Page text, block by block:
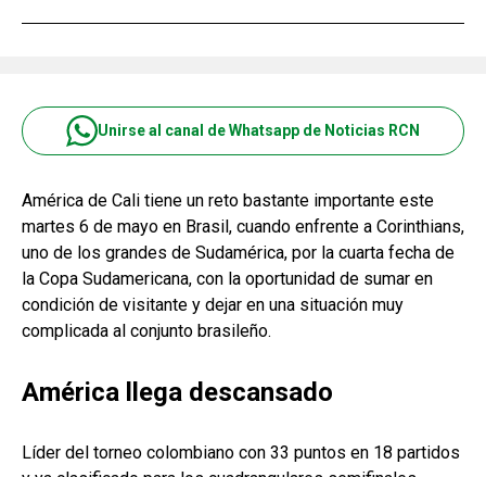
Unirse al canal de Whatsapp de Noticias RCN
América de Cali tiene un reto bastante importante este
martes 6 de mayo en Brasil, cuando enfrente a Corinthians,
uno de los grandes de Sudamérica, por la cuarta fecha de
la Copa Sudamericana, con la oportunidad de sumar en
condición de visitante y dejar en una situación muy
complicada al conjunto brasileño.
América llega descansado
Líder del torneo colombiano con 33 puntos en 18 partidos